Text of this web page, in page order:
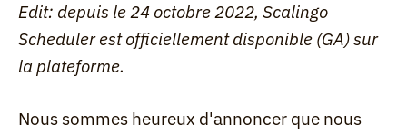
Edit: depuis le 24 octobre 2022, Scalingo
Scheduler est officiellement disponible (GA) sur
la plateforme.
Nous sommes heureux d'annoncer que nous